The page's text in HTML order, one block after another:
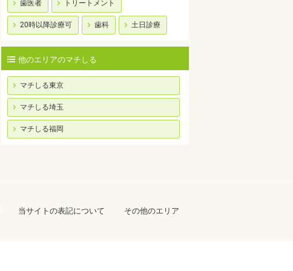
歯医者 トリートメント
20時以降診療可 歯科 土日診療
他のエリアのマチしる
マチしる東京
マチしる埼玉
マチしる福岡
当サイトの表記について その他のエリア